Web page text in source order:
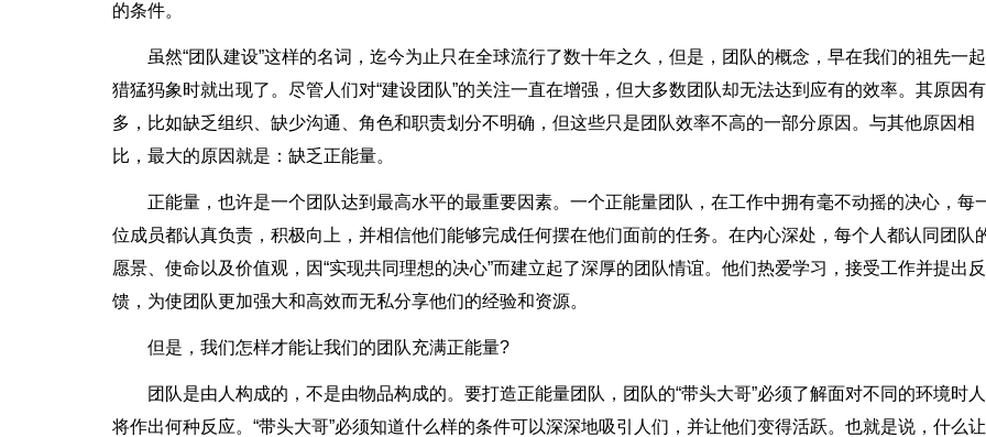
的条件。
虽然“团队建设”这样的名词，迄今为止只在全球流行了数十年之久，但是，团队的概念，早在我们的祖先一
猎猛犸象时就出现了。尽管人们对“建设团队”的关注一直在增强，但大多数团队却无法达到应有的效率。其原因
多，比如缺乏组织、缺少沟通、角色和职责划分不明确，但这些只是团队效率不高的一部分原因。与其他原因相
比，最大的原因就是：缺乏正能量。
正能量，也许是一个团队达到最高水平的最重要因素。一个正能量团队，在工作中拥有毫不动摇的决心，每
位成员都认真负责，积极向上，并相信他们能够完成任何摆在他们面前的任务。在内心深处，每个人都认同团队
愿景、使命以及价值观，因“实现共同理想的决心”而建立起了深厚的团队情谊。他们热爱学习，接受工作并提出反
馈，为使团队更加强大和高效而无私分享他们的经验和资源。
但是，我们怎样才能让我们的团队充满正能量?
团队是由人构成的，不是由物品构成的。要打造正能量团队，团队的“带头大哥”必须了解面对不同的环境时
将作出何种反应。“带头大哥”必须知道什么样的条件可以深深地吸引人们，并让他们变得活跃。也就是说，什么让